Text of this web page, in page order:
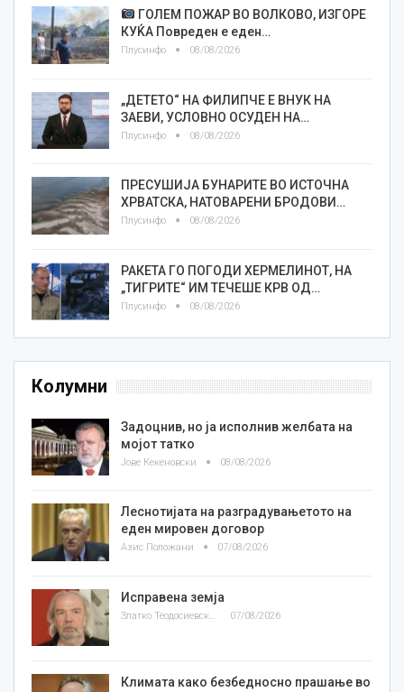
ГОЛЕМ ПОЖАР ВО ВОЛКОВО, ИЗГОРЕ
КУЌА Повреден е еден…
Плусинфо 08/08/2026
„ДЕТЕТО“ НА ФИЛИПЧЕ Е ВНУК НА
ЗАЕВИ, УСЛОВНО ОСУДЕН НА…
Плусинфо 08/08/2026
ПРЕСУШИЈА БУНАРИТЕ ВО ИСТОЧНА
ХРВАТСКА, НАТОВАРЕНИ БРОДОВИ…
Плусинфо 08/08/2026
РАКЕТА ГО ПОГОДИ ХЕРМЕЛИНОТ, НА
„ТИГРИТЕ“ ИМ ТЕЧЕШЕ КРВ ОД…
Плусинфо 08/08/2026
Колумни
Задоцнив, но ја исполнив желбата на
мојот татко
Јове Кекеновски 08/08/2026
Леснотијата на разградувањетото на
еден мировен договор
Азис Положани 07/08/2026
Исправена земја
Златко Теодосиевски 07/08/2026
Климата како безбедносно прашање во